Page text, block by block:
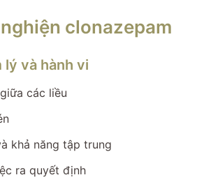
clonazepam
và hành vi
các liều
khả năng tập trung
ra quyết định